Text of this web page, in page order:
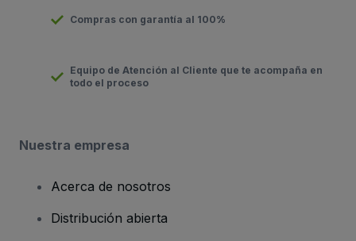
Compras con garantía al 100%
Equipo de Atención al Cliente que te acompaña en
todo el proceso
Nuestra empresa
Acerca de nosotros
Distribución abierta